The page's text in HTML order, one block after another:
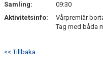
Samling:
09:30
Aktivitetsinfo:
Vårpremiär
Tag med båda
<< Tillbaka